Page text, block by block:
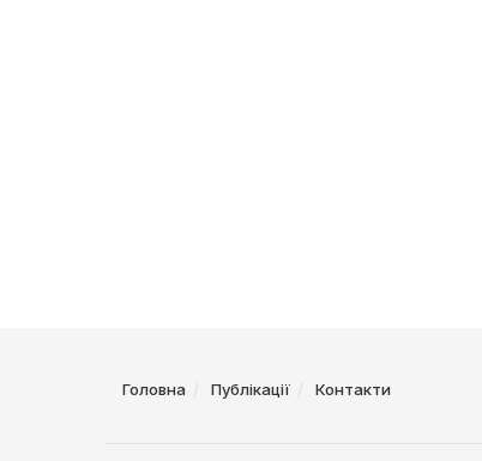
Головна Публікації Контакти